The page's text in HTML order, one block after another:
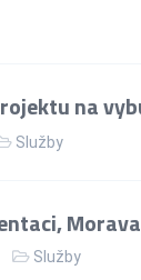
na
Služby
Služby